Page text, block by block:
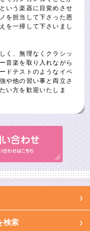
いう楽器に目覚めさせ
を担当して下さった恩
を一掃して下さいまし
く、無理なくクラシッ
音楽を取り入れながら
ドテストのようなイベ
や他の習い事と両立さ
い方を歓迎いたしま
検索